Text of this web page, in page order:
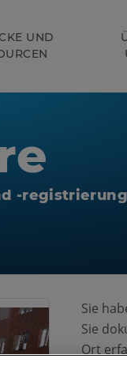
UND
-
Sie
Sie
Ort